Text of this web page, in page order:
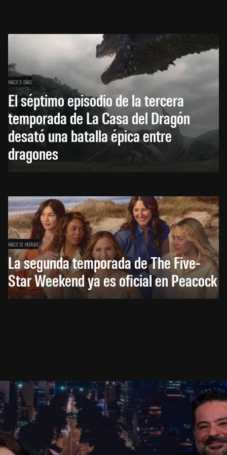
HACE 3 DÍAS
El séptimo episodio de la tercera
temporada de La Casa del Dragón
desató una batalla épica entre
dragones
HACE 12 HORAS
La segunda temporada de The Five-
Star Weekend ya es oficial en Peacock